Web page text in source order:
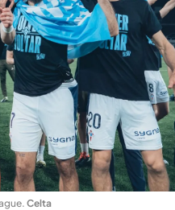
. Celta